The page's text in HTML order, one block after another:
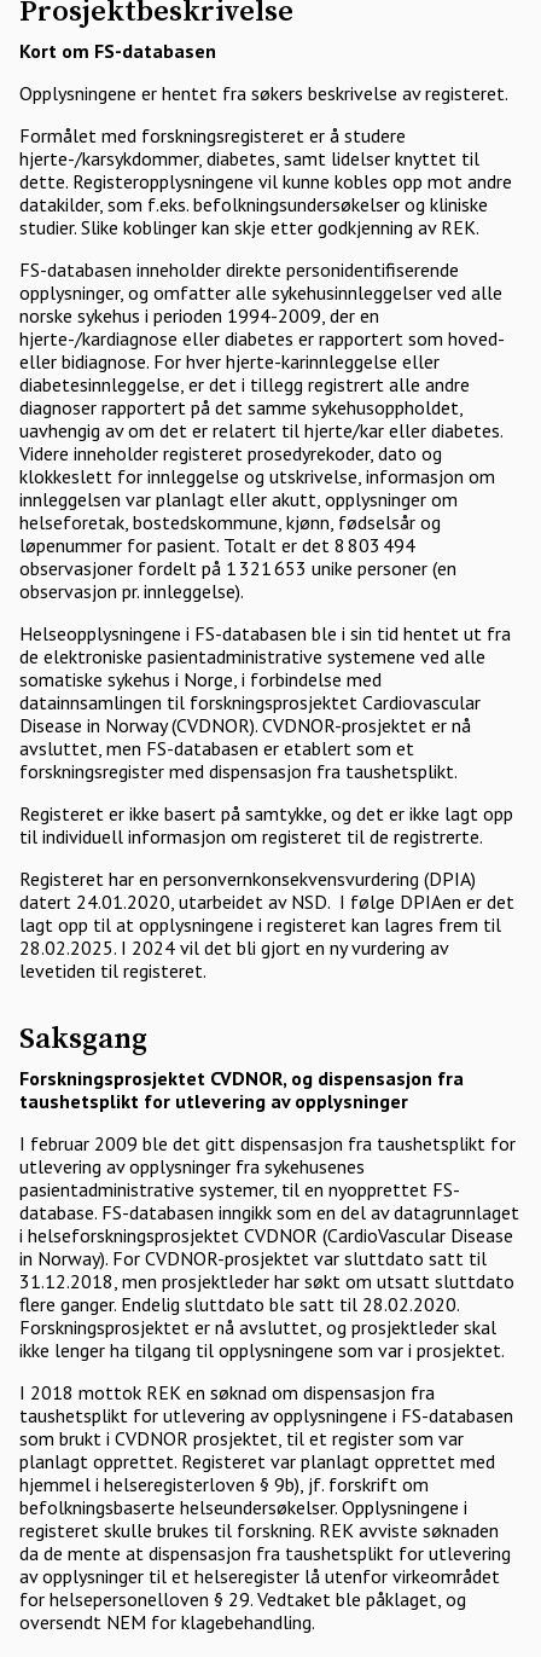
Prosjektbeskrivelse
Kort om FS-databasen
Opplysningene er hentet fra søkers beskrivelse av registeret.
Formålet med forskningsregisteret er å studere
hjerte-/karsykdommer, diabetes, samt lidelser knyttet til
dette. Registeropplysningene vil kunne kobles opp mot andre
datakilder, som f.eks. befolkningsundersøkelser og kliniske
studier. Slike koblinger kan skje etter godkjenning av REK.
FS-databasen inneholder direkte personidentifiserende
opplysninger, og omfatter alle sykehusinnleggelser ved alle
norske sykehus i perioden 1994-2009, der en
hjerte-/kardiagnose eller diabetes er rapportert som hoved-
eller bidiagnose. For hver hjerte-karinnleggelse eller
diabetesinnleggelse, er det i tillegg registrert alle andre
diagnoser rapportert på det samme sykehusoppholdet,
uavhengig av om det er relatert til hjerte/kar eller diabetes.
Videre inneholder registeret prosedyrekoder, dato og
klokkeslett for innleggelse og utskrivelse, informasjon om
innleggelsen var planlagt eller akutt, opplysninger om
helseforetak, bostedskommune, kjønn, fødselsår og
løpenummer for pasient. Totalt er det 8 803 494
observasjoner fordelt på 1 321 653 unike personer (en
observasjon pr. innleggelse).
Helseopplysningene i FS-databasen ble i sin tid hentet ut fra
de elektroniske pasientadministrative systemene ved alle
somatiske sykehus i Norge, i forbindelse med
datainnsamlingen til forskningsprosjektet Cardiovascular
Disease in Norway (CVDNOR). CVDNOR-prosjektet er nå
avsluttet, men FS-databasen er etablert som et
forskningsregister med dispensasjon fra taushetsplikt.
Registeret er ikke basert på samtykke, og det er ikke lagt opp
til individuell informasjon om registeret til de registrerte.
Registeret har en personvernkonsekvensvurdering (DPIA)
datert 24.01.2020, utarbeidet av NSD. I følge DPIAen er det
lagt opp til at opplysningene i registeret kan lagres frem til
28.02.2025. I 2024 vil det bli gjort en ny vurdering av
levetiden til registeret.
Saksgang
Forskningsprosjektet CVDNOR, og dispensasjon fra
taushetsplikt for utlevering av opplysninger
I februar 2009 ble det gitt dispensasjon fra taushetsplikt for
utlevering av opplysninger fra sykehusenes
pasientadministrative systemer, til en nyopprettet FS-
database. FS-databasen inngikk som en del av datagrunnlaget
i helseforskningsprosjektet CVDNOR (CardioVascular Disease
in Norway). For CVDNOR-prosjektet var sluttdato satt til
31.12.2018, men prosjektleder har søkt om utsatt sluttdato
flere ganger. Endelig sluttdato ble satt til 28.02.2020.
Forskningsprosjektet er nå avsluttet, og prosjektleder skal
ikke lenger ha tilgang til opplysningene som var i prosjektet.
I 2018 mottok REK en søknad om dispensasjon fra
taushetsplikt for utlevering av opplysningene i FS-databasen
som brukt i CVDNOR prosjektet, til et register som var
planlagt opprettet. Registeret var planlagt opprettet med
hjemmel i helseregisterloven § 9b), jf. forskrift om
befolkningsbaserte helseundersøkelser. Opplysningene i
registeret skulle brukes til forskning. REK avviste søknaden
da de mente at dispensasjon fra taushetsplikt for utlevering
av opplysninger til et helseregister lå utenfor virkeområdet
for helsepersonelloven § 29. Vedtaket ble påklaget, og
oversendt NEM for klagebehandling.